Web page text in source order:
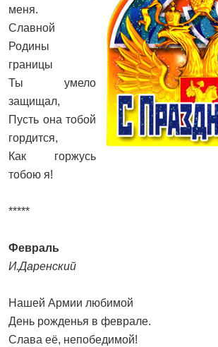
меня.
Славной
Родины
границы
Ты умело
защищал,
Пусть она тобой
гордится,
Как горжусь
тобою я!
*****
Февраль
И.Даренский
Нашей Армии любимой
День рожденья в феврале.
Слава её, непобедимой!